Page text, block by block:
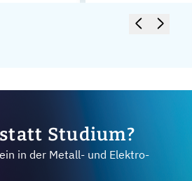
Studium?
in der Metall- und Elektro-